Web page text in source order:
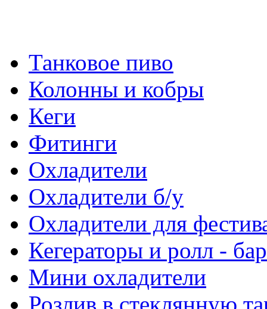
Танковое пиво
Колонны и кобры
Кеги
Фитинги
Охладители
Охладители б/у
Охладители для
Кегераторы и ролл -
Мини охладители